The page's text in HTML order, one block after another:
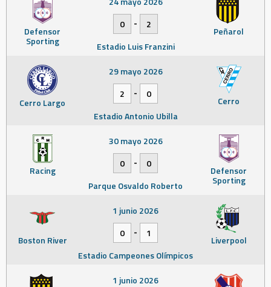
Defensor
Sporting
Peñarol
0
-
2
Estadio Luis Franzini
Cerro Largo Cerro
29 mayo 2026
2
-
0
Estadio Antonio Ubilla
Racing Defensor
Sporting
30 mayo 2026
0
-
0
Parque Osvaldo Roberto
Boston River Liverpool
1 junio 2026
0
-
1
Estadio Campeones Olímpicos
1 junio 2026